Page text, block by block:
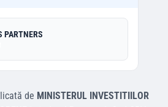
PARTNERS
de MINISTERUL INVESTITIILOR